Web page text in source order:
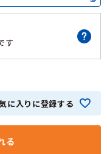
す
に入りに登録する
る